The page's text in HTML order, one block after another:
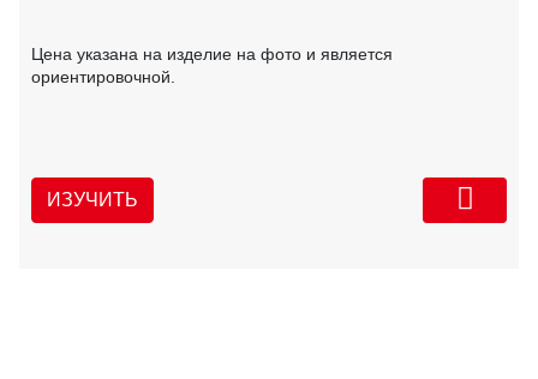
Цена указана на изделие на фото и является
ориентировочной.
ИЗУЧИТЬ